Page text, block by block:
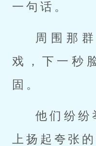
一句话。
周围那
戏，下一秒
固。
他们纷纷
上扬起夸张